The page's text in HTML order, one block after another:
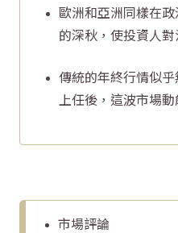
歐洲和亞洲同樣在
的深秋，使投資人
傳統的年終行情似
上任後，這波市場
市場評論